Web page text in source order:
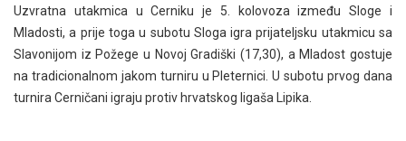
Uzvratna utakmica u Cerniku je 5. kolovoza između Sloge i
Mladosti, a prije toga u subotu Sloga igra prijateljsku utakmicu sa
Slavonijom iz Požege u Novoj Gradiški (17,30), a Mladost gostuje
na tradicionalnom jakom turniru u Pleternici. U subotu prvog dana
turnira Cerničani igraju protiv hrvatskog ligaša Lipika.